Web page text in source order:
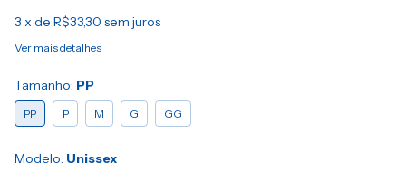
3 x de R$33,30 sem juros
Ver mais detalhes
Tamanho: PP
PP P M G GG
Modelo: Unissex